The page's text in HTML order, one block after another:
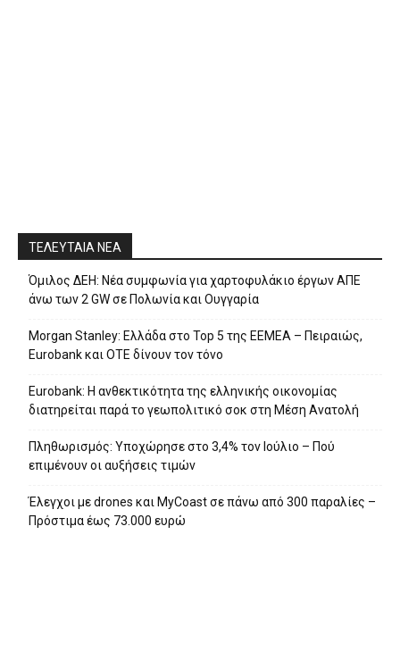
ΤΕΛΕΥΤΑΙΑ ΝΕΑ
Όμιλος ΔΕΗ: Νέα συμφωνία για χαρτοφυλάκιο έργων ΑΠΕ
άνω των 2 GW σε Πολωνία και Ουγγαρία
Morgan Stanley: Ελλάδα στο Top 5 της EEMEA – Πειραιώς,
Eurobank και ΟΤΕ δίνουν τον τόνο
Eurobank: Η ανθεκτικότητα της ελληνικής οικονομίας
διατηρείται παρά το γεωπολιτικό σοκ στη Μέση Ανατολή
Πληθωρισμός: Υποχώρησε στο 3,4% τον Ιούλιο – Πού
επιμένουν οι αυξήσεις τιμών
Έλεγχοι με drones και MyCoast σε πάνω από 300 παραλίες –
Πρόστιμα έως 73.000 ευρώ